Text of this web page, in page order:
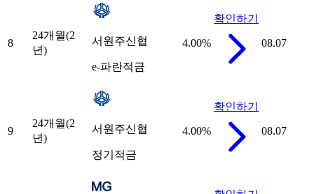
8
24개월(2
년)
서원주신협
e-파란적금
4.00%
확인하기
08.07
9
24개월(2
년)
서원주신협
정기적금
4.00%
확인하기
08.07